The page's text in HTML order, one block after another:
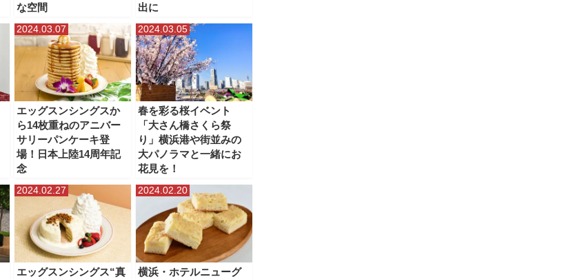
な空間
出に
2024.03.07
エッグスンシングスか
ら14枚重ねのアニバー
サリーパンケーキ登
場！日本上陸14周年記
念
2024.03.05
春を彩る桜イベント
「大さん橋さくら祭
り」横浜港や街並みの
大パノラマと一緒にお
花見を！
2024.02.27
エッグスンシングス“真
2024.02.20
横浜・ホテルニューグ